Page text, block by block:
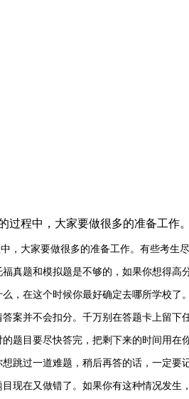
程中，大家要做很多的准备工作
，大家要做很多的准备工作。有些考生
真题和模拟题是不够的，如果你想得高
，在这个时候你最好确定去哪所学校
案并不会扣分。千万别在答题卡上留下
题目要尽快答完，把剩下来的时间用在
过一道难题，稍后再答的话，一定要记
现在又做错了。如果你有这种情况发生